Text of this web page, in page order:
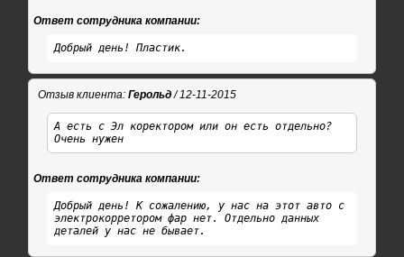
Ответ сотрудника компании:
Добрый день! Пластик.
Отзыв клиента: Герольд/ 12-11-2015
А есть с Эл коректором или он есть отдельно?
Очень нужен
Ответ сотрудника компании:
Добрый день! К сожалению, у нас на этот авто с
электрокорретором фар нет. Отдельно данных
деталей у нас не бывает.